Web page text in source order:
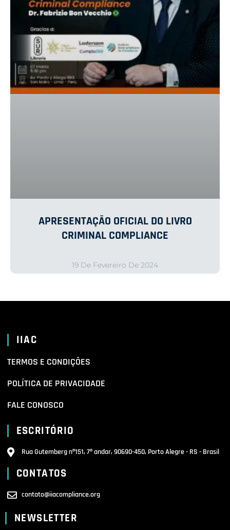
APRESENTAÇÃO OFICIAL DO LIVRO
CRIMINAL COMPLIANCE
19 De Fevereiro De 2024
IIAC
TERMOS E CONDIÇÕES
POLÍTICA DE PRIVACIDADE
FALE CONOSCO
ESCRITÓRIO
Rua Gutemberg nº151, 7º andar, 90690-450, Porto Alegre - RS - Brasil
CONTATOS
contato@iiacompliance.org
NEWSLETTER